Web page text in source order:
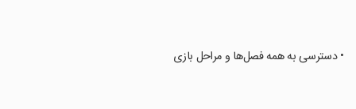
‏• دسترسی به همه فصل‌ها و مراحل بازی